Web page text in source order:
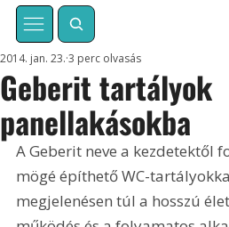
Geberit tartályok
panellakásokba
2014. jan. 23. 3 perc olvasás
A Geberit neve a kezdetektől
mögé építhető WC-
megjelenésen túl a hosszú